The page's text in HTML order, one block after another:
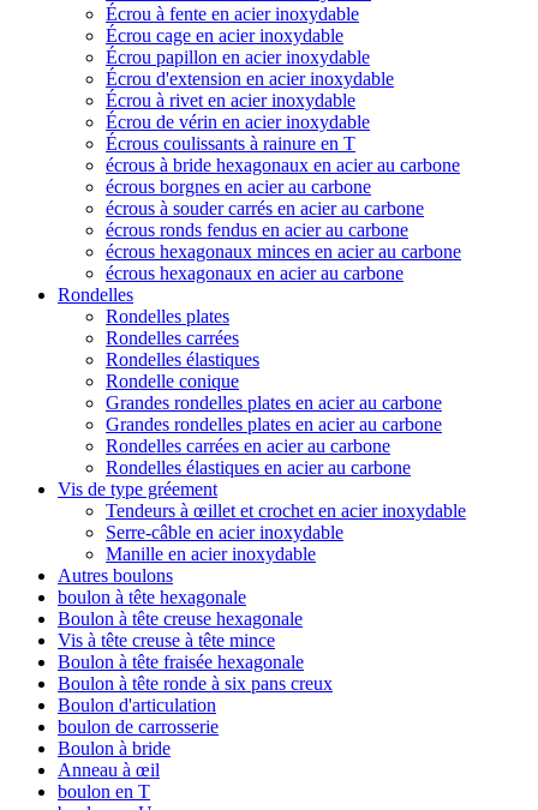
Écrou à fente en acier inoxydable
Écrou cage en acier inoxydable
Écrou papillon en acier inoxydable
Écrou d'extension en acier inoxydable
Écrou à rivet en acier inoxydable
Écrou de vérin en acier inoxydable
Écrous coulissants à rainure en T
écrous à bride hexagonaux en acier au carbone
écrous borgnes en acier au carbone
écrous à souder carrés en acier au carbone
écrous ronds fendus en acier au carbone
écrous hexagonaux minces en acier au carbone
écrous hexagonaux en acier au carbone
Rondelles
Rondelles plates
Rondelles carrées
Rondelles élastiques
Rondelle conique
Grandes rondelles plates en acier au carbone
Grandes rondelles plates en acier au carbone
Rondelles carrées en acier au carbone
Rondelles élastiques en acier au carbone
Vis de type gréement
Tendeurs à œillet et crochet en acier inoxydable
Serre-câble en acier inoxydable
Manille en acier inoxydable
Autres boulons
boulon à tête hexagonale
Boulon à tête creuse hexagonale
Vis à tête creuse à tête mince
Boulon à tête fraisée hexagonale
Boulon à tête ronde à six pans creux
Boulon d'articulation
boulon de carrosserie
Boulon à bride
Anneau à œil
boulon en T